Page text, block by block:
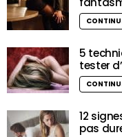
5
tester
12
pas